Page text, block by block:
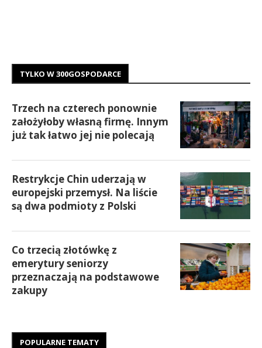
TYLKO W 300GOSPODARCE
Trzech na czterech ponownie
założyłoby własną firmę. Innym
już tak łatwo jej nie polecają
Restrykcje Chin uderzają w
europejski przemysł. Na liście
są dwa podmioty z Polski
Co trzecią złotówkę z
emerytury seniorzy
przeznaczają na podstawowe
zakupy
POPULARNE TEMATY